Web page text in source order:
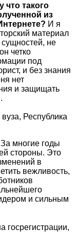
что такого
из
И я
материал
не
четко
под
и без знания
нет
и защищать
Республика
многие годы
стороны. Это
в
вежливость,
и сильным
госрегистрации,